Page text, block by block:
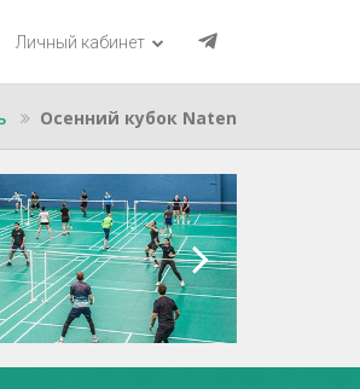
Личный кабинет
Осенний кубок Naten